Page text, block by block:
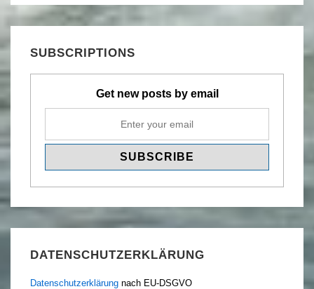
SUBSCRIPTIONS
Get new posts by email
DATENSCHUTZERKLÄRUNG
Datenschutzerklärung nach EU-DSGVO